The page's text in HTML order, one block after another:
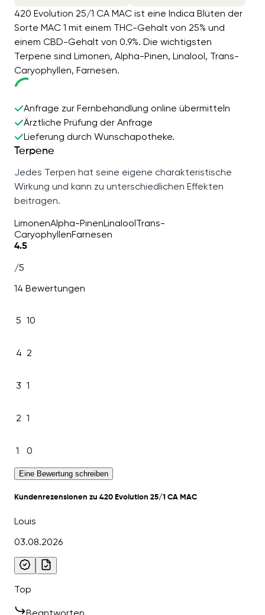
420 Evolution 25/1 CA MAC ist eine Indica Blüten der
Sorte MAC 1 mit einem THC-Gehalt von 25% und
einem CBD-Gehalt von 0.9%. Die wichtigsten
Terpene sind Limonen, Alpha-Pinen, Linalool, Trans-
Caryophyllen, Farnesen.
Anfrage zur Fernbehandlung online übermitteln
Ärztliche Prüfung der Anfrage
Lieferung durch Wunschapotheke.
Terpene
Jedes Terpen hat seine eigene charakteristische
Wirkung und kann zu unterschiedlichen Effekten
beitragen.
LimonenAlpha-PinenLinaloolTrans-
CaryophyllenFarnesen
4.5
/5
14 Bewertungen
5 10
4 2
3 1
2 1
1 0
Eine Bewertung schreiben
Kundenrezensionen zu 420 Evolution 25/1 CA MAC
Louis
03.08.2026
Top